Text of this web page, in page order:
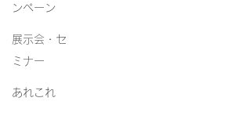
ンペーン
展示会・セ
ミナー
あれこれ